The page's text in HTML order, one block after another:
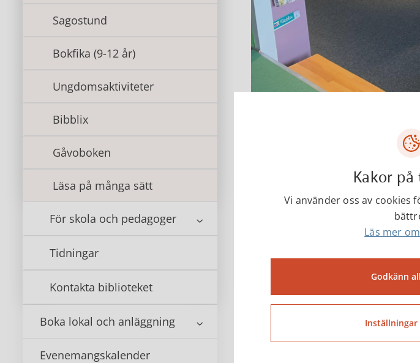
Sagostund
Bokfika (9-12 år)
Ungdomsaktiviteter
Bibblix
Gåvoboken
Läsa på många sätt
För skola och pedagoger
Tidningar
Kontakta biblioteket
Boka lokal och anläggning
Evenemangskalender
Här finns info om
Sagostund för barn 3-7 år
Bokfika för barn 9-12 år
Kakor på
Vi använder oss av cookies
Läs mer
Godkänn